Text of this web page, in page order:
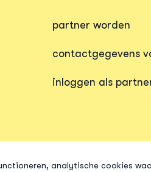
partner worden
contactgegevens
inloggen als
analytische cookies